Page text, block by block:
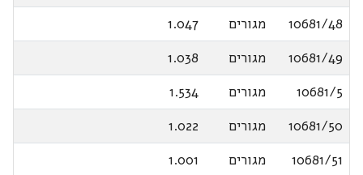
10681/48
מגורים
1.047
10681/49
מגורים
1.038
10681/5
מגורים
1.534
10681/50
מגורים
1.022
10681/51
מגורים
1.001